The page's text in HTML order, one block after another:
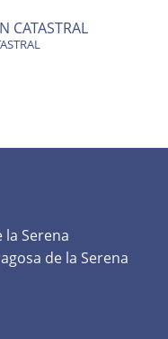
CATASTRAL
Serena
de la Serena